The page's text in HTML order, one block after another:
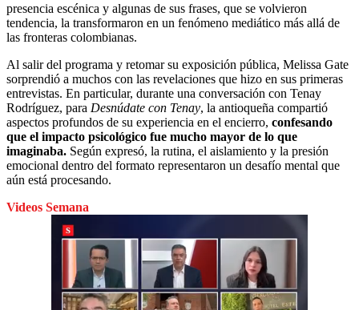
presencia escénica y algunas de sus frases, que se volvieron
tendencia, la transformaron en un fenómeno mediático más allá de
las fronteras colombianas.
Al salir del programa y retomar su exposición pública, Melissa Gate
sorprendió a muchos con las revelaciones que hizo en sus primeras
entrevistas. En particular, durante una conversación con Tenay
Rodríguez, para Desnúdate con Tenay, la antioqueña compartió
aspectos profundos de su experiencia en el encierro, confesando
que el impacto psicológico fue mucho mayor de lo que
imaginaba. Según expresó, la rutina, el aislamiento y la presión
emocional dentro del formato representaron un desafío mental que
aún está procesando.
Videos Semana